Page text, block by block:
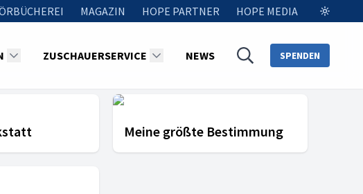
MAGAZIN HOPE PARTNER HOPE MEDIA
ZUSCHAUERSERVICE NEWS SPENDEN
Meine größte Bestimmung